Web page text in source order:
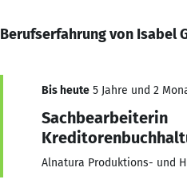
Berufserfahrung von Isabel
Bis heute 5 Jahre und 2
Sachbearbeiterin
Alnatura Produktions- und